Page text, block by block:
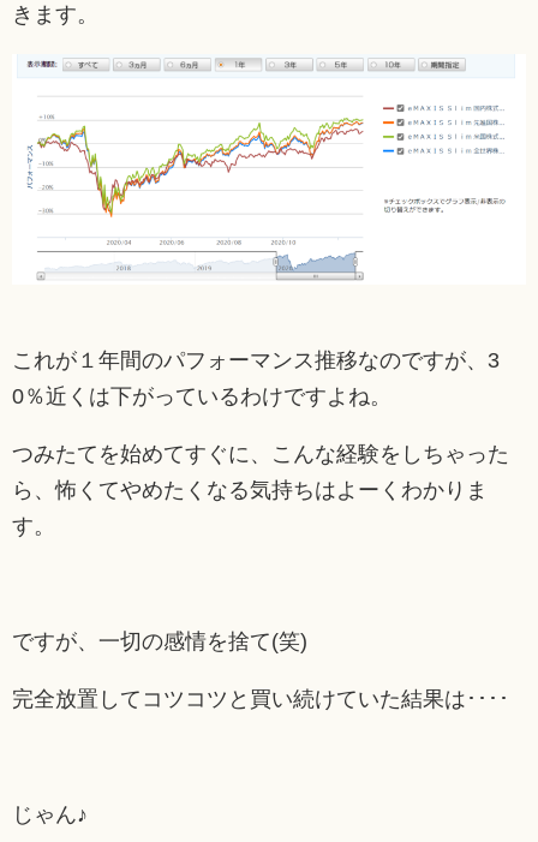
きます。
これが１年間のパフォーマンス推移なのですが、3
0％近くは下がっているわけですよね。
つみたてを始めてすぐに、こんな経験をしちゃった
ら、怖くてやめたくなる気持ちはよーくわかりま
す。
ですが、一切の感情を捨て(笑)
完全放置してコツコツと買い続けていた結果は････
じゃん♪